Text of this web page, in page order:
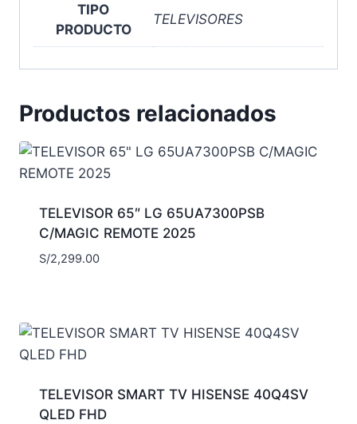
TIPO
PRODUCTO
TELEVISORES
Productos relacionados
TELEVISOR 65″ LG 65UA7300PSB
C/MAGIC REMOTE 2025
S/2,299.00
TELEVISOR SMART TV HISENSE 40Q4SV
QLED FHD